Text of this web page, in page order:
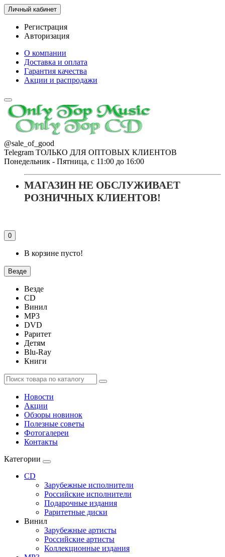
Личный кабинет
Регистрация
Авторизация
О компании
Доставка и оплата
Гарантия качества
Акции и распродажи
@sale_of_good
Telegram ТОЛЬКО ДЛЯ ОПТОВЫХ КЛИЕНТОВ
Понедельник - Пятница, с 11:00 до 16:00
МАГАЗИН НЕ ОБСЛУЖИВАЕТ
РОЗНИЧНЫХ КЛИЕНТОВ!
0
В корзине пусто!
Везде
Везде
CD
Винил
MP3
DVD
Раритет
Детям
Blu-Ray
Книги
Новости
Акции
Обзоры новинок
Полезные советы
Фотогалереи
Контакты
Категории
CD
Зарубежные исполнители
Российские исполнители
Подарочные издания
Раритетные диски
Винил
Зарубежные артисты
Российские артисты
Коллекционные издания